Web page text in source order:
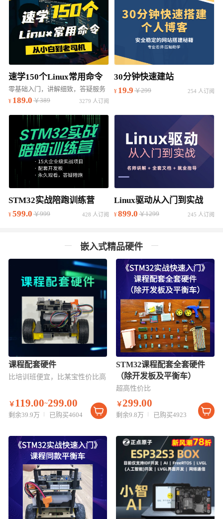
速学150个Linux常用命令
零基础入门，讲解细致，答疑服务
189.0 ￥389 3279 人订阅
30分钟快速建站
19.9 ￥299 254 人订阅
STM32实战陪跑训练营
599.0 ￥999 428 人订阅
Linux驱动从入门到实战
899.0 ￥1299 245 人订阅
嵌入式精品硬件
课程配套硬件
比培训班便宜，比某宝性价比高
￥ 119.00~299.00
剩余39.9万 已购买4604
STM32课程配套全套硬件
（除开发板及平衡车）
超高性价比
￥299.00
剩余9.8万 已购买4923